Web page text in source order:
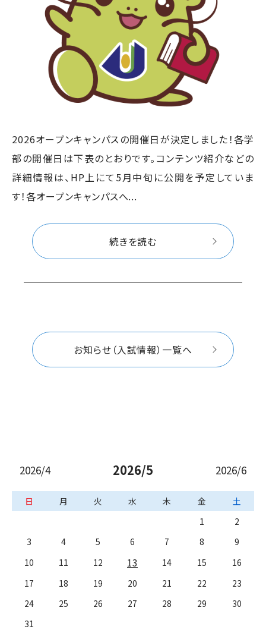
2026オープンキャンパスの開催日が決定しました！各学
部の開催日は下表のとおりです。コンテンツ紹介などの
詳細情報は、HP上にて5月中旬に公開を予定していま
す！各オープンキャンパスへ...
続きを読む
お知らせ（入試情報）一覧へ
2026/4 2026/5 2026/6
日 月 火 水 木 金
土
1
2
3
4 5 6 7 8
9
10
11 12 13 14 15
16
17
18 19 20 21 22
23
24
25 26 27 28 29
30
31